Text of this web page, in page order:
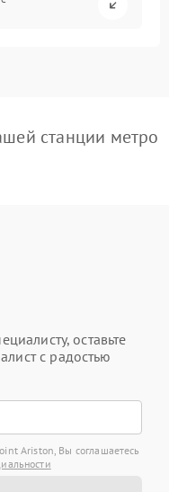
станции метро
оставьте
с радостью
Ariston, Вы соглашаетесь